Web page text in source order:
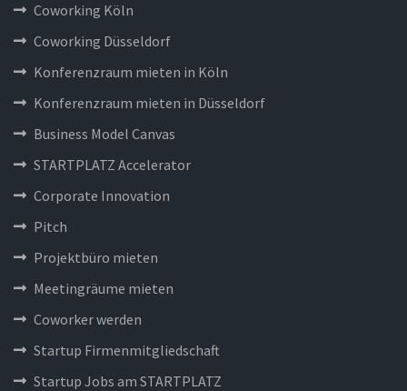
Coworking Köln
Coworking Düsseldorf
Konferenzraum mieten in Köln
Konferenzraum mieten in Düsseldorf
Business Model Canvas
STARTPLATZ Accelerator
Corporate Innovation
Pitch
Projektbüro mieten
Meetingräume mieten
Coworker werden
Startup Firmenmitgliedschaft
Startup Jobs am STARTPLATZ